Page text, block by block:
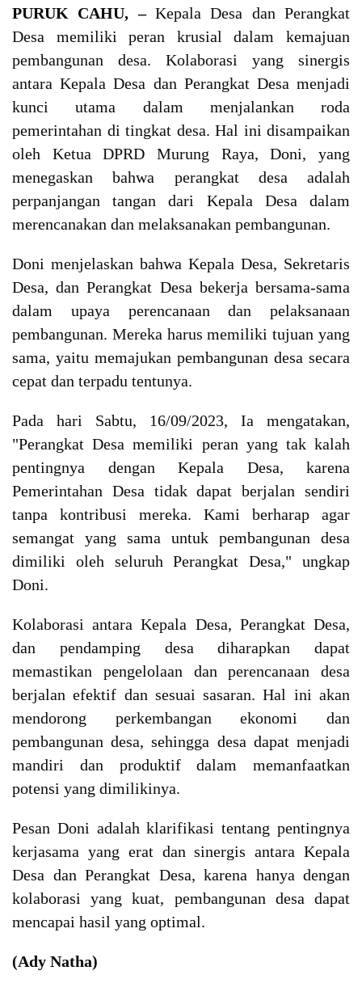
PURUK CAHU, –Kepala Desa dan Perangkat
Desa memiliki peran krusial dalam kemajuan
pembangunan desa. Kolaborasi yang sinergis
antara Kepala Desa dan Perangkat Desa menjadi
kunci utama dalam menjalankan roda
pemerintahan di tingkat desa. Hal ini disampaikan
oleh Ketua DPRD Murung Raya, Doni, yang
menegaskan bahwa perangkat desa adalah
perpanjangan tangan dari Kepala Desa dalam
merencanakan dan melaksanakan pembangunan.
Doni menjelaskan bahwa Kepala Desa, Sekretaris
Desa, dan Perangkat Desa bekerja bersama-sama
dalam upaya perencanaan dan pelaksanaan
pembangunan. Mereka harus memiliki tujuan yang
sama, yaitu memajukan pembangunan desa secara
cepat dan terpadu tentunya.
Pada hari Sabtu, 16/09/2023, Ia mengatakan,
"Perangkat Desa memiliki peran yang tak kalah
pentingnya dengan Kepala Desa, karena
Pemerintahan Desa tidak dapat berjalan sendiri
tanpa kontribusi mereka. Kami berharap agar
semangat yang sama untuk pembangunan desa
dimiliki oleh seluruh Perangkat Desa," ungkap
Doni.
Kolaborasi antara Kepala Desa, Perangkat Desa,
dan pendamping desa diharapkan dapat
memastikan pengelolaan dan perencanaan desa
berjalan efektif dan sesuai sasaran. Hal ini akan
mendorong perkembangan ekonomi dan
pembangunan desa, sehingga desa dapat menjadi
mandiri dan produktif dalam memanfaatkan
potensi yang dimilikinya.
Pesan Doni adalah klarifikasi tentang pentingnya
kerjasama yang erat dan sinergis antara Kepala
Desa dan Perangkat Desa, karena hanya dengan
kolaborasi yang kuat, pembangunan desa dapat
mencapai hasil yang optimal.
(Ady Natha)